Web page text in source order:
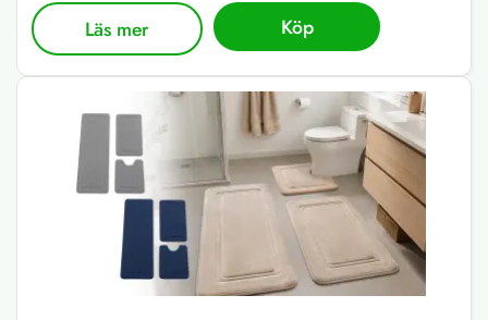
Läs mer Köp